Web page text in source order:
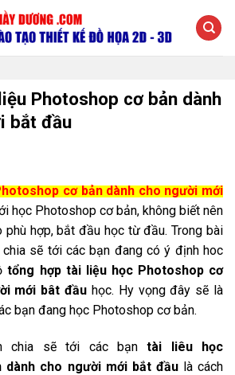
Photoshop cơ bản dành
bắt đầu
cơ bản dành cho người mới
học Photoshop cơ bản, không biết nên
phù hợp, bắt đầu học từ đầu. Trong bài
chia sẽ tới các bạn đang có ý định hoc
tổng hợp tài liệu học Photoshop cơ
mới bât đầu học. Hy vọng đây sẽ là
bạn đang học Photoshop cơ bản.
chia sẽ tới các bạntài liêu học
dành cho người mới bắt đầulà cách